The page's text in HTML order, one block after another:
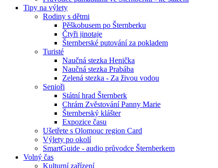
Tipy na výlety
Rodiny s dětmi
Pěškobusem po Šternberku
Čtyři jinotaje
Šternberské putování za pokladem
Turisté
Naučná stezka Henička
Naučná stezka Prabába
Zelená stezka - Za živou vodou
Senioři
Státní hrad Šternberk
Chrám Zvěstování Panny Marie
Šternberský klášter
Expozice času
Ušetřete s Olomouc region Card
Výlety po okolí
SmartGuide - audio průvodce Šternberkem
Volný čas
Kulturní zařízení